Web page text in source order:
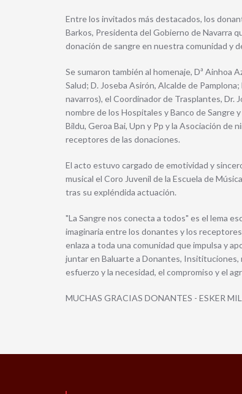
Entre los invitados más destacados, los
Barkos, Presidenta del Gobierno de Navarra
donación de sangre en nuestra comunidad y
Se sumaron también al homenaje, Dª Ainhoa
Salud; D. Joseba Asirón, Alcalde de
navarros), el Coordinador de Trasplantes, Dr.
nombre de los Hospitales y Banco de Sangre
Bildu, Geroa Bai, Upn y Pp y la Asociación
receptores de las donaciones.
El acto estuvo cargado de emotividad y
musical el Coro Juvenil de la Escuela de
tras su expléndida actuación.
"La Sangre nos conecta a todos" es el lema
imaginaria entre los donantes y los
enlaza a toda una comunidad que impulsa y
juntar en Baluarte a Donantes, Insitituciones,
esfuerzo y la necesidad, el compromiso y el
MUCHAS GRACIAS DONANTES - ESKER